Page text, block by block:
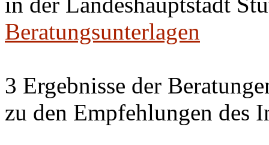
Beratungsunterlagen
3 Ergebnisse der
zu den Empfehlungen des